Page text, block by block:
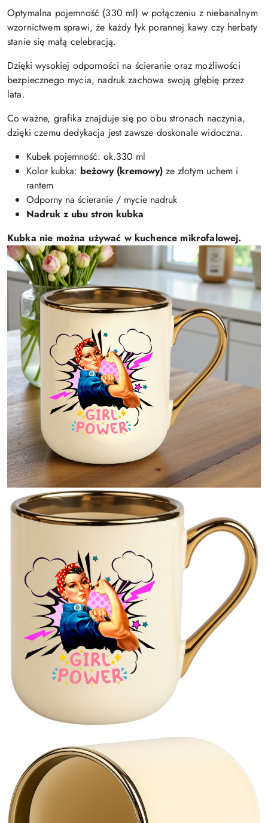
Optymalna pojemność (330 ml) w połączeniu z niebanalnym
wzornictwem sprawi, że każdy łyk porannej kawy czy herbaty
stanie się małą celebracją.
Dzięki wysokiej odporności na ścieranie oraz możliwości
bezpiecznego mycia, nadruk zachowa swoją głębię przez
lata.
Co ważne, grafika znajduje się po obu stronach naczynia,
dzięki czemu dedykacja jest zawsze doskonale widoczna.
Kubek pojemność: ok.330 ml
Kolor kubka: beżowy (kremowy) ze złotym uchem i
rantem
Odporny na ścieranie / mycie nadruk
Nadruk z ubu stron kubka
Kubka nie można używać w kuchence mikrofalowej.